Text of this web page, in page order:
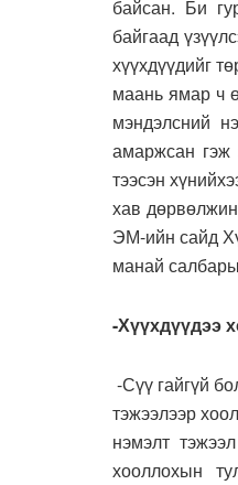
байсан. Би
байгаад
хүүхдүүдийг
маань ямар ч
мэндэлсний
амаржсан гэж
тээсэн
хав
ЭМ-ийн сайд
манай
-Хүүхдүүдээ
-Сүү гайгүй
тэжээлээр
нэмэлт
хооллохын